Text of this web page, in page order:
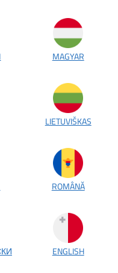
MAGYAR
LIETUVIŠKAS
ROMÂNĂ
ENGLISH